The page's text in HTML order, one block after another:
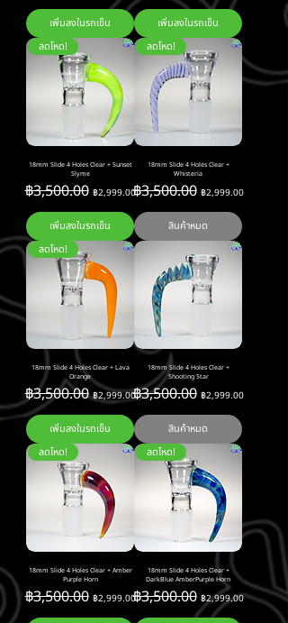
เพิ่มลงในรถเข็น
เพิ่มลงในรถเข็น
ลดโหด!
18mm Slide 4 Holes Clear + Sunset
Slyme
ราคาปกติ
฿3,500.00 ราคาขายลด
฿2,999.00
เพิ่มลงในรถเข็น
ลดโหด!
18mm Slide 4 Holes Clear +
Whisteria
ราคาปกติ
฿3,500.00 ราคาขายลด
฿2,999.00
สินค้าหมด
ลดโหด!
18mm Slide 4 Holes Clear + Lava
Orange
ราคาปกติ
฿3,500.00 ราคาขายลด
฿2,999.00
เพิ่มลงในรถเข็น
18mm Slide 4 Holes Clear +
Shooting Star
ราคาปกติ
฿3,500.00 ราคาขายลด
฿2,999.00
สินค้าหมด
ลดโหด!
18mm Slide 4 Holes Clear + Amber
Purple Horn
ราคาปกติ
฿3,500.00 ราคาขายลด
฿2,999.00
ลดโหด!
18mm Slide 4 Holes Clear +
DarkBlue AmberPurple Horn
ราคาปกติ
฿3,500.00 ราคาขายลด
฿2,999.00